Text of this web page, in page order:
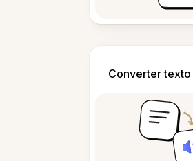
Converter texto